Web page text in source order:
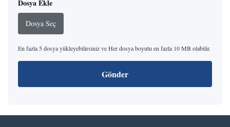
Dosya Ekle
Dosya Seç
En fazla 5 dosya yükleyebilirsiniz ve Her dosya boyutu en fazla 10 MB olabilir.
Gönder